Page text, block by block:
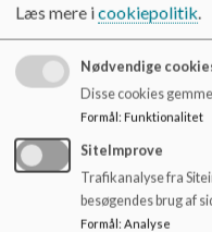
undervisning.
Samarbejde med
bl.a. bidrage til at
eleverne til foreningslivet.
Samarbejdet med
naturlig og integreret del af
undervisningen og skal
eleverne for en bred vifte
fremtidsmuligheder.
Læs mere icookiepolitik.
Nødvendige
Disse cookies
Formål: Funktionalitet
SiteImprove
Trafikanalyse fra
besøgendes brug af
Formål: Analyse